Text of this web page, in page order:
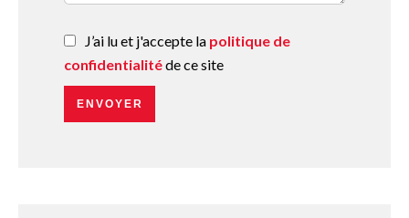
J’ai lu et j'accepte la politique de
confidentialitéde ce site
ENVOYER